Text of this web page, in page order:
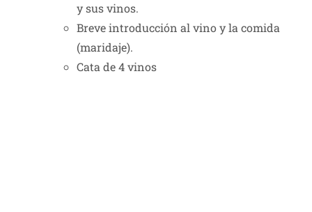
y sus vinos.
Breve introducción al vino y la comida
(maridaje).
Cata de 4 vinos